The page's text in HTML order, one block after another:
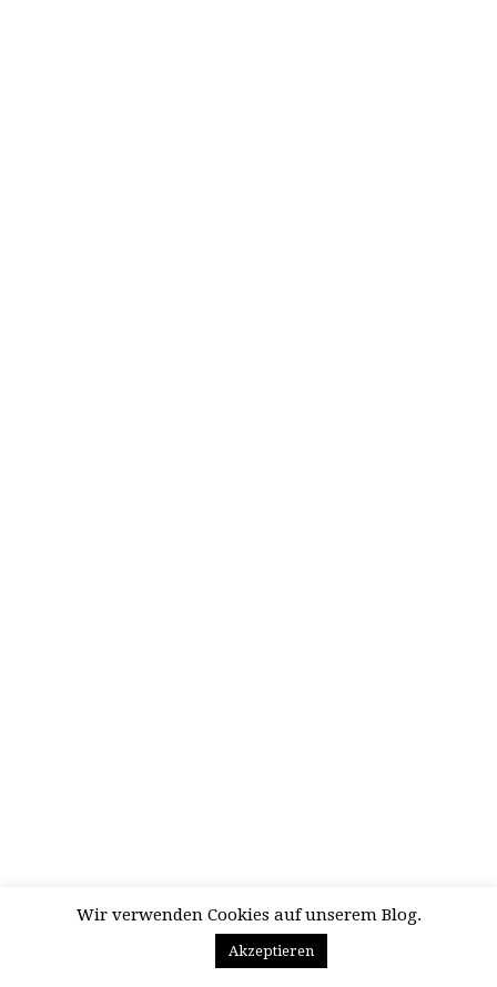
Wir verwenden Cookies auf unserem Blog.
Akzeptieren